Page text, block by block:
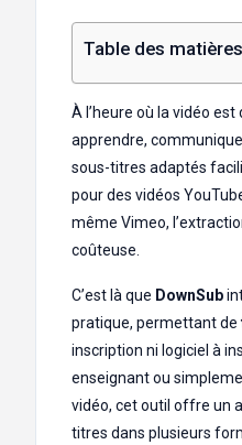
Table des matières
À l’heure où la vidéo
apprendre,
sous-titres adaptés
pour des vidéos
même Vimeo,
coûteuse.
C’est là que DownSub
pratique, permettant de
inscription ni logiciel à
enseignant ou
vidéo, cet outil offre un
titres dans plusieurs